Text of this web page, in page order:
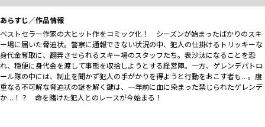
あらすじ／作品情報
ベストセラー作家の大ヒット作をコミック化！ シーズンが始まったばかりのスキ
ー場に届いた脅迫状。警察に通報できない状況の中、犯人の仕掛けるトリッキーな
身代金奪取に、翻弄させられるスキー場のスタッフたち。表沙汰になることを恐
れ、穏便に身代金を渡して事態を収拾しようとする経営陣。一方、ゲレンデパトロ
ール隊の中には、制止を聞かず犯人の手がかりを得ようと行動をおこす者も…。度
重なる不可解な脅迫状の謎を解く鍵は、一年前に血に染まった禁じられたゲレンデ
か…！？ 命を賭けた犯人とのレースが今始まる！